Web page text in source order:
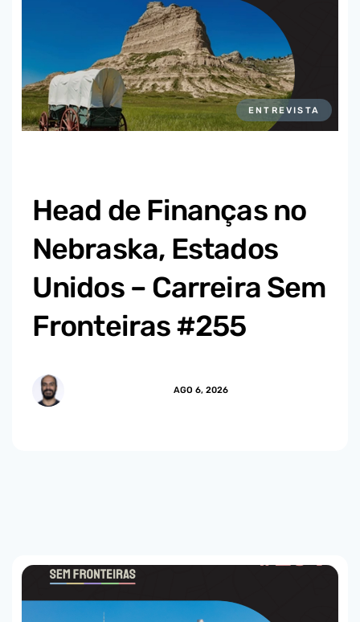
ENTREVISTA
Head de Finanças no
Nebraska, Estados
Unidos – Carreira Sem
Fronteiras #255
AGO 6, 2026